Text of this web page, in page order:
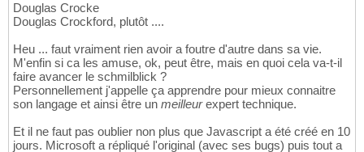
Douglas Crocke
Douglas Crockford, plutôt ....
Heu ... faut vraiment rien avoir a foutre d'autre dans sa vie.
M'enfin si ca les amuse, ok, peut être, mais en quoi cela va-t-il
faire avancer le schmilblick ?
Personnellement j'appelle ça apprendre pour mieux connaitre
son langage et ainsi être un meilleurexpert technique.
Et il ne faut pas oublier non plus que Javascript a été créé en 10
jours. Microsoft a répliqué l'original (avec ses bugs) puis tout a